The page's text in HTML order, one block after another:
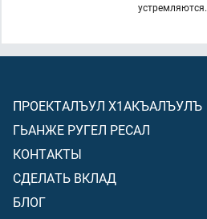
устремляются.
ПРОЕКТАЛЪУЛ Х1АКЪАЛЪУЛЪ
ГЬАНЖЕ РУГЕЛ РЕСАЛ
КОНТАКТЫ
СДЕЛАТЬ ВКЛАД
БЛОГ